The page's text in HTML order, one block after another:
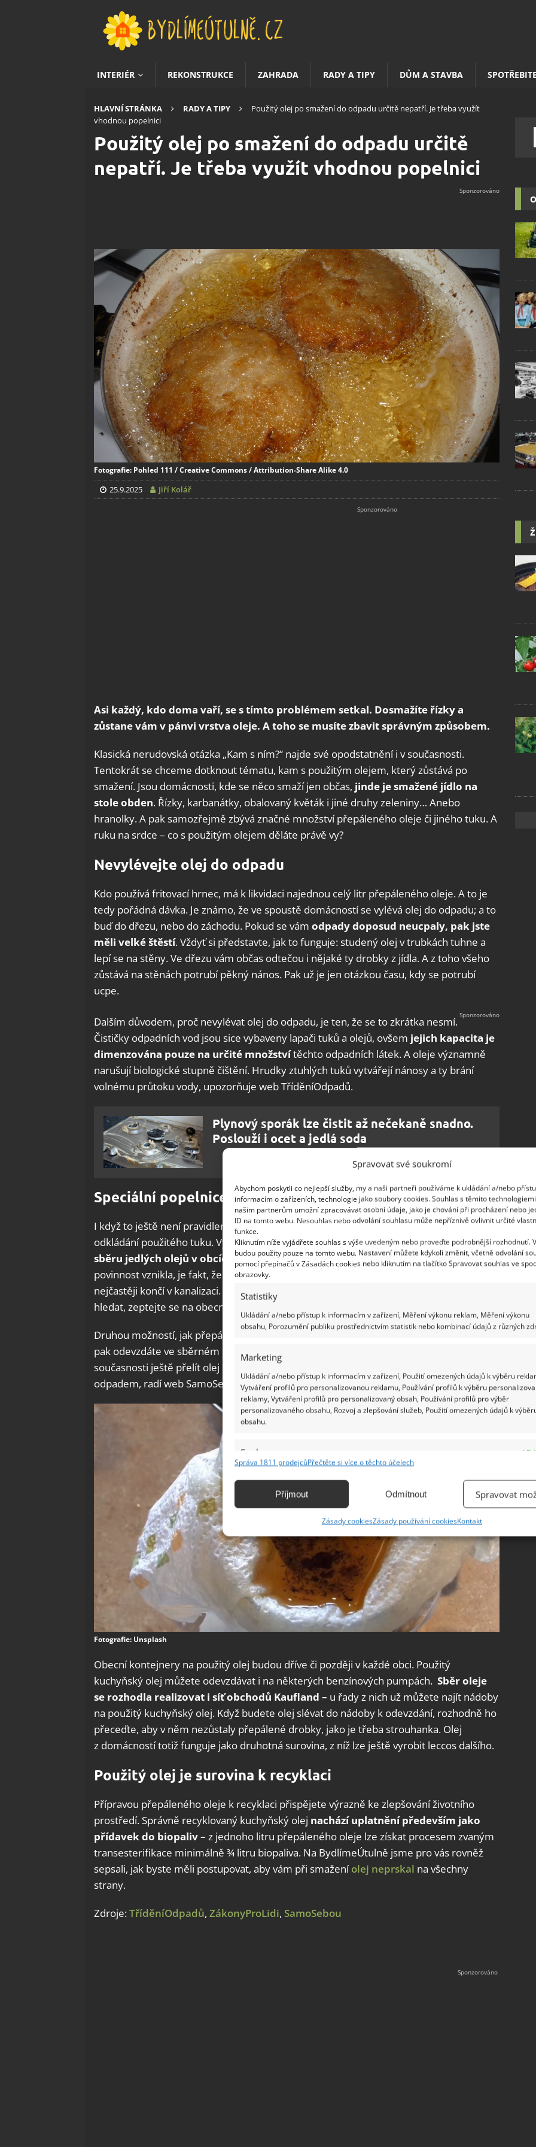
Spravovat své soukromí
Abychom poskytli co nejlepší služby, my a naši partneři používáme k ukládání a/nebo
informacím o zařízeních, technologie jako soubory cookies. Souhlas s těmito
našim partnerům umožní zpracovávat osobní údaje, jako je chování při procházení nebo
ID na tomto webu. Nesouhlas nebo odvolání souhlasu může nepříznivě ovlivnit určité
funkce.
Kliknutím níže vyjádřete souhlas s výše uvedeným nebo proveďte podrobnější rozhodnutí.
budou použity pouze na tomto webu. Nastavení můžete kdykoli změnit, včetně odvolání
pomocí přepínačů v Zásadách cookies nebo kliknutím na tlačítko Spravovat souhlas ve
obrazovky.
Statistiky
Ukládání a/nebo přístup k informacím v zařízení, Měření výkonu reklam, Měření výkonu
obsahu, Porozumění publiku prostřednictvím statistik nebo kombinací údajů z různých
Marketing
Ukládání a/nebo přístup k informacím v zařízení, Použití omezených údajů k výběru
Vytváření profilů pro personalizovanou reklamu, Používání profilů k výběru
reklamy, Vytváření profilů pro personalizovaný obsah, Používání profilů pro výběr
personalizovaného obsahu, Rozvoj a zlepšování služeb, Použití omezených údajů k
obsahu.
Funkce
Identifikace zařízení na základě automaticky přenášených informací.
základě aktivně vyžádaných informací.
Zajištění bezpečnosti, předcházení a zjišťování podvodů a
odstraňování chyb, Poskytování a zobrazování reklamy a obsahu,
Ukládání a sdělování voleb ochrany osobních údajů.
Správa 1811 prodejcůPřečtěte si více o těchto účelech
Příjmout Odmítnout Spravovat
Zásady cookiesZásady používání cookiesKontakt
INTERIÉR REKONSTRUKCE ZAHRADA RADY A TIPY DŮM A STAVBA
HLAVNÍ STRÁNKA RADY A TIPY
Použitý olej po smažení do odpadu určitě nepatří. Je třeba využít
vhodnou popelnici
Použitý olej po smažení do odpadu určitě
nepatří. Je třeba využít vhodnou popelnici
Fotografie: Pohled 111 / Creative Commons / Attribution-Share Alike 4.0
25.9.2025 Jiří Kolář
Asi každý, kdo doma vaří, se s tímto problémem setkal. Dosmažíte řízky a
zůstane vám v pánvi vrstva oleje. A toho se musíte zbavit správným způsobem.
Klasická nerudovská otázka „Kam s ním?“ najde své opodstatnění i v současnosti.
Tentokrát se chceme dotknout tématu, kam s použitým olejem, který zůstává po
smažení. Jsou domácnosti, kde se něco smaží jen občas, jinde je smažené jídlo na
stole obden. Řízky, karbanátky, obalovaný květák i jiné druhy zeleniny… Anebo
hranolky. A pak samozřejmě zbývá značné množství přepáleného oleje či jiného tuku. A
ruku na srdce – co s použitým olejem děláte právě vy?
Nevylévejte olej do odpadu
Kdo používá fritovací hrnec, má k likvidaci najednou celý litr přepáleného oleje. A to je
tedy pořádná dávka. Je známo, že ve spoustě domácností se vylévá olej do odpadu; a to
buď do dřezu, nebo do záchodu. Pokud se vám odpady doposud neucpaly, pak jste
měli velké štěstí. Vždyť si představte, jak to funguje: studený olej v trubkách tuhne a
lepí se na stěny. Ve dřezu vám občas odtečou i nějaké ty drobky z jídla. A z toho všeho
zůstává na stěnách potrubí pěkný nános. Pak už je jen otázkou času, kdy se potrubí
ucpe.
Dalším důvodem, proč nevylévat olej do odpadu, je ten, že se to zkrátka nesmí.
Čističky odpadních vod jsou sice vybaveny lapači tuků a olejů, ovšem jejich kapacita je
dimenzována pouze na určité množstvítěchto odpadních látek. A oleje významně
narušují biologické stupně čištění. Hrudky ztuhlých tuků vytvářejí nánosy a ty brání
volnému průtoku vody, upozorňuje web TříděníOdpadů.
Plynový sporák lze čistit až nečekaně snadno.
Poslouží i ocet a jedlá soda
Speciální popelnice na použitý olej
I když to ještě není pravidlem, v některých obcích se už objevují speciální kontejnery na
odkládání použitého tuku. Vyhláškou ministerstva č. 321/2014 Sb. došlo kzavedení
sběru jedlých olejů v obcích
již od 1. ledna roku 2020. Důvodem, proč tato nová
povinnost vznikla, je fakt, že použité oleje a tuky z kuchyní, v rozporu se zákonem,
nejčastěji končí v kanalizaci. Pokud nevíte, kde takovou popelnici na přepálený olej
hledat, zeptejte se na obecním úřadě.
Druhou možností, jak přepálený olej zlikvidovat, je slévání do plastových kanystrů, které
pak odevzdáte ve sběrném dvoře. A kdo nemá ani jednu z uvedených možností, může v
současnosti ještě přelít olej do PET lahve a vyhodit do kontejneru s komunálním
odpadem, radí web SamoSebou.
Fotografie: Unsplash
Obecní kontejnery na použitý olej budou dříve či později v každé obci. Použitý
kuchyňský olej můžete odevzdávat i na některých benzínových pumpách. Sběr oleje
se rozhodla realizovat i síť obchodů Kaufland – u řady z nich už můžete najít nádoby
na použitý kuchyňský olej. Když budete olej slévat do nádoby k odevzdání, rozhodně ho
přeceďte, aby v něm nezůstaly přepálené drobky, jako je třeba strouhanka. Olej
z domácností totiž funguje jako druhotná surovina, z níž lze ještě vyrobit leccos dalšího.
Použitý olej je surovina k recyklaci
Přípravou přepáleného oleje k recyklaci přispějete výrazně ke zlepšování životního
prostředí. Správně recyklovaný kuchyňský olej nachází uplatnění především jako
přídavek do biopaliv– z jednoho litru přepáleného oleje lze získat procesem zvaným
transesterifikace minimálně ¾ litru biopaliva. Na BydlímeÚtulně jsme pro vás rovněž
sepsali, jak byste měli postupovat, aby vám při smaženíolej neprskal na všechny
strany.
Zdroje:TříděníOdpadů, ZákonyProLidi, SamoSebou